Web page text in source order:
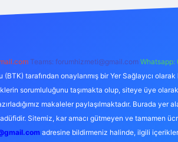
Teams: forumhizmeti@gmail.com Whatsapp:
tarafından onaylanmış bir Yer Sağlayıcı
sorumluluğunu taşımakta olup, siteye üye
makaleler paylaşılmaktadır. Burada
Sitemiz, kar amacı gütmeyen ve tamamen
adresine bildirmeniz halinde, ilgili